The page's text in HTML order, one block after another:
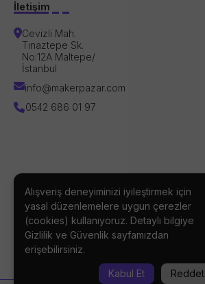
İletişim
Cevizli Mah.
Tınaztepe Sk.
No:12A Maltepe/
İstanbul
info@makerpazar.com
0542 686 01 97
BİZİ TAKİP EDİN
Alışveriş deneyiminizi iyileştirmek için
yasal düzenlemelere uygun çerezler
(cookies) kullanıyoruz. Detaylı bilgiye
Gizlilik ve Güvenlik sayfamızdan
erişebilirsiniz.
Kabul Et Reddet